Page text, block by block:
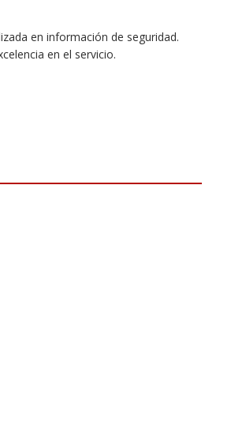
en información de seguridad.
en el servicio.